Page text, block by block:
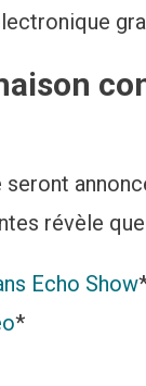
révèle
Echo Show
*